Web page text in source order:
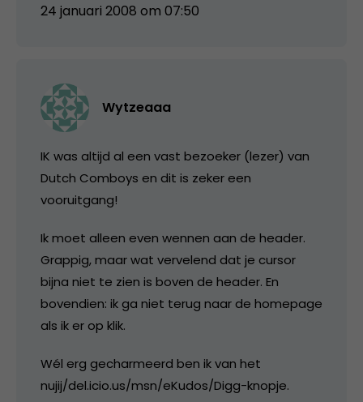
24 januari 2008 om 07:50
Wytzeaaa
IK was altijd al een vast bezoeker (lezer) van
Dutch Comboys en dit is zeker een
vooruitgang!
Ik moet alleen even wennen aan de header.
Grappig, maar wat vervelend dat je cursor
bijna niet te zien is boven de header. En
bovendien: ik ga niet terug naar de homepage
als ik er op klik.
Wél erg gecharmeerd ben ik van het
nujij/del.icio.us/msn/eKudos/Digg-knopje.